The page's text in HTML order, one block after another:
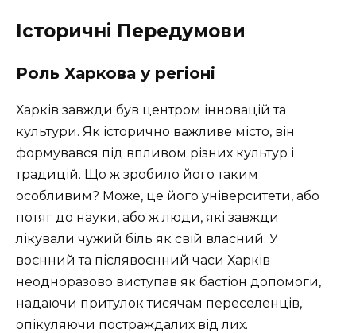
Історичні Передумови
Роль Харкова у регіоні
Харків завжди був центром інновацій та
культури. Як історично важливе місто, він
формувався під впливом різних культур і
традицій. Що ж зробило його таким
особливим? Може, це його університети, або
потяг до науки, або ж люди, які завжди
лікували чужий біль як свій власний. У
воєнний та післявоєнний часи Харків
неодноразово виступав як бастіон допомоги,
надаючи притулок тисячам переселенців,
опікуляючи постраждалих від лих.